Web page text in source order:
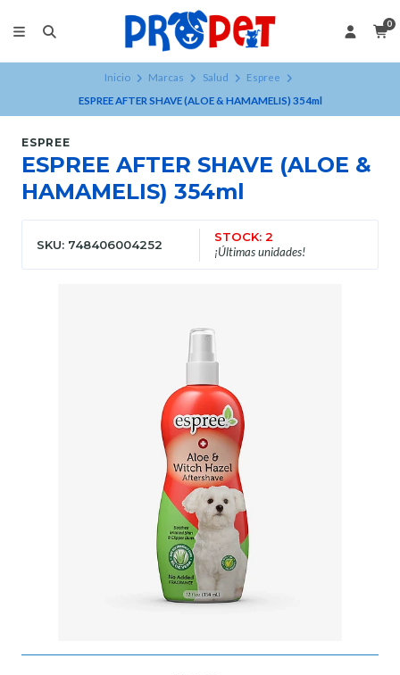
0
Inicio Marcas Salud
Espree
ESPREE AFTER SHAVE (ALOE & HAMAMELIS) 354ml
ESPREE
ESPREE AFTER SHAVE (ALOE &
HAMAMELIS) 354ml
SKU: 748406004252
STOCK: 2
¡Últimas unidades!